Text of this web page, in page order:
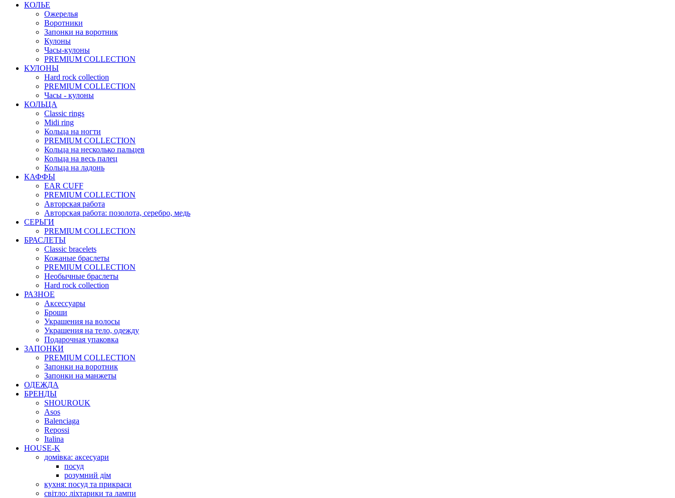
КОЛЬЕ
Ожерелья
Воротники
Запонки на воротник
Кулоны
Часы-кулоны
PREMIUM COLLECTION
КУЛОНЫ
Hard rock collection
PREMIUM COLLECTION
Часы - кулоны
КОЛЬЦА
Classic rings
Midi ring
Кольца на ногти
PREMIUM COLLECTION
Кольца на несколько пальцев
Кольца на весь палец
Кольца на ладонь
КАФФЫ
EAR CUFF
PREMIUM COLLECTION
Авторская работа
Авторская работа: позолота, серебро, медь
СЕРЬГИ
PREMIUM COLLECTION
БРАСЛЕТЫ
Classic bracelets
Кожаные браслеты
PREMIUM COLLECTION
Необычные браслеты
Hard rock collection
РАЗНОЕ
Аксессуары
Броши
Украшения на волосы
Украшения на тело, одежду
Подарочная упаковка
ЗАПОНКИ
PREMIUM COLLECTION
Запонки на воротник
Запонки на манжеты
ОДЕЖДА
БРЕНДЫ
SHOUROUK
Asos
Balenciaga
Repossi
Italina
HOUSE-K
домівка: аксесуари
посуд
розумний дім
кухня: посуд та прикраси
світло: ліхтарики та лампи